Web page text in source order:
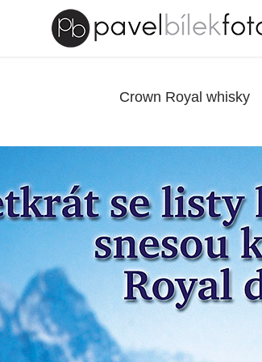
Crown Royal whisky